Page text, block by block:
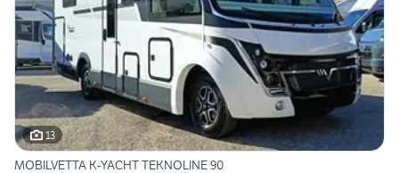
13
MOBILVETTA K-YACHT TEKNOLINE 90